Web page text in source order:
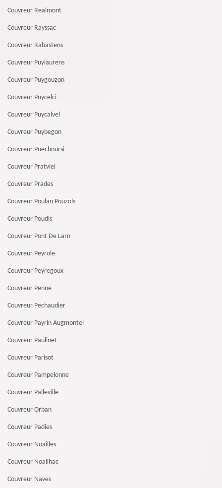
Couvreur Realmont
Couvreur Rayssac
Couvreur Rabastens
Couvreur Puylaurens
Couvreur Puygouzon
Couvreur Puycelci
Couvreur Puycalvel
Couvreur Puybegon
Couvreur Puechoursi
Couvreur Pratviel
Couvreur Prades
Couvreur Poulan Pouzols
Couvreur Poudis
Couvreur Pont De Larn
Couvreur Peyrole
Couvreur Peyregoux
Couvreur Penne
Couvreur Pechaudier
Couvreur Payrin Augmontel
Couvreur Paulinet
Couvreur Parisot
Couvreur Pampelonne
Couvreur Palleville
Couvreur Orban
Couvreur Padies
Couvreur Noailles
Couvreur Noailhac
Couvreur Naves